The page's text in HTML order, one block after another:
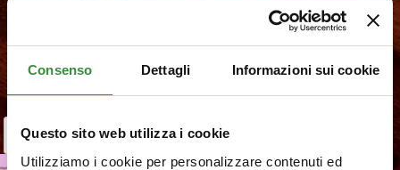
Consenso Dettagli Informazioni sui cookie
Questo sito web utilizza i cookie
Utilizziamo i cookie per personalizzare contenuti ed
Jsi projektant a chceš s námi spolupracovat?